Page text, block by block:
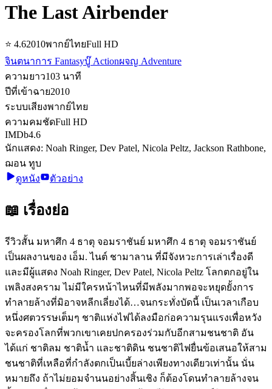
The Last Airbender
⭐ 4.62010พากย์ไทยFull HD
จินตนาการ Fantasyบู๊ Actionผจญ Adventure
ความยาว103 นาที
ปีที่เข้าฉาย2010
ระบบเสียงพากย์ไทย
ความคมชัดFull HD
IMDb4.6
นักแสดง: Noah Ringer, Dev Patel, Nicola Peltz, Jackson Rathbone,
ฌอน ทูบ
ดูหนัง
ตัวอย่าง
📖 เรื่องย่อ
รีวิวสั้น มหาศึก 4 ธาตุ จอมราชันย์ มหาศึก 4 ธาตุ จอมราชันย์
เป็นผลงานของ เอ็ม. ไนต์ ชามาลาน ที่มีจังหวะการเล่าเรื่องดี
และมีผู้แสดง Noah Ringer, Dev Patel, Nicola Peltz โลกตกอยู่ใน
เพลิงสงคราม ไม่มีใครหน้าไหนที่มีพลังมากพอจะหยุดยั้งการ
ทำลายล้างที่มิอาจหลีกเลี่ยงได้…จนกระทั่งบัดนี้ เป็นเวลาเกือบ
หนึ่งศตวรรษเต็มๆ ชาติแห่งไฟได้ลงมือก่อความรุนแรงเพื่อหวัง
จะครองโลกที่พวกเขาเคยปกครองร่วมกับอีกสามชนชาติ อัน
ได้แก่ ชาติลม ชาติน้ำ และชาติดิน ชนชาติไฟยื่นข้อเสนอให้สาม
ชนชาติที่เหลือที่กำลังตกเป็นเบี้ยล่างเพียงทางเดียวเท่านั้น นั่น
หมายถึง ถ้าไม่ยอมจำนนอย่างสิ้นเชิง ก็ต้องโดนทำลายล้างจน